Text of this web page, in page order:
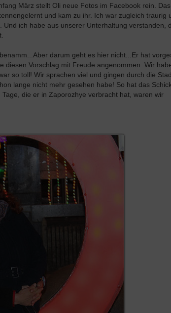
März stellt Oli neue Fotos im Facebook rein.
und kam zu ihr. Ich war zugleich traurig
ich habe aus unserer Unterhaltung verstanden,
darum geht es hier nicht...Er hat
Vorschlag mit Freude angenommen. Wir
so toll! Wir sprachen viel und gingen durch die
lange nicht mehr gesehen habe! So hat das
die er in Zaporozhye verbracht hat, waren wir